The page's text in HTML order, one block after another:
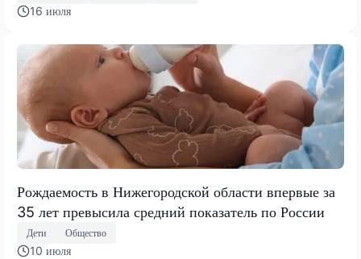
16 июля
Рождаемость в Нижегородской области впервые за
35 лет превысила средний показатель по России
Дети Общество
10 июля